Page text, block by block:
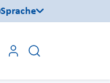
Sprache